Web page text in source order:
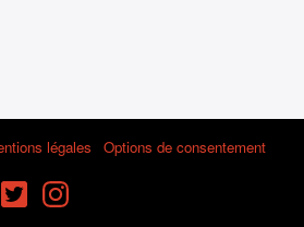
légales Options de consentement
TwitterInstagram